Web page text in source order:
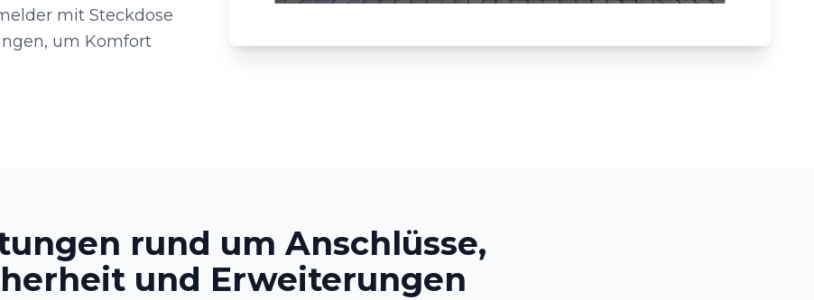
mit Steckdose
um Komfort
rund um Anschlüsse,
und Erweiterungen